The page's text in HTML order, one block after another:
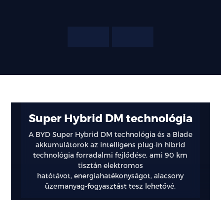
Kiemelt
funkciók
Intelligens
mobilitási
megoldások
Super Hybrid DM technológia
A BYD Super Hybrid DM technológia és a Blade
akkumulátorok az intelligens plug-in hibrid
technológia forradalmi fejlődése, ami 90 km
tisztán elektromos
hatótávot, energiahatékonyságot, alacsony
üzemanyag-fogyasztást tesz lehetővé.